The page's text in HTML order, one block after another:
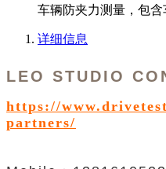
车辆防夹力测量，包
详细信息
LEO STUDIO
https://
partners/